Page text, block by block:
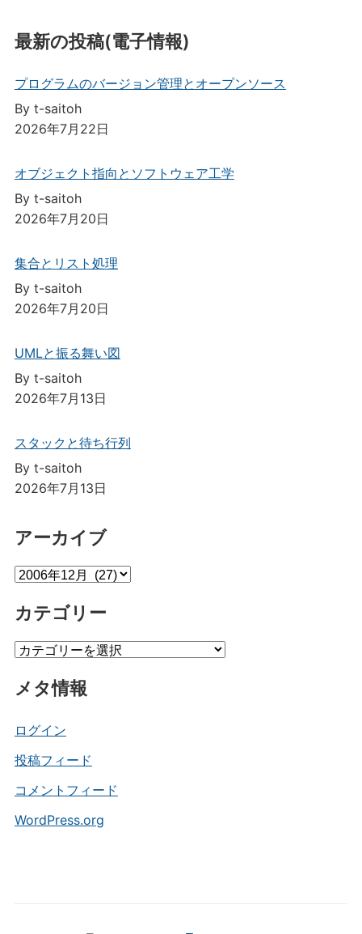
最新の投稿(電子情報)
プログラムのバージョン管理とオープンソース
By t-saitoh
2026年7月22日
オブジェクト指向とソフトウェア工学
By t-saitoh
2026年7月20日
集合とリスト処理
By t-saitoh
2026年7月20日
UMLと振る舞い図
By t-saitoh
2026年7月13日
スタックと待ち行列
By t-saitoh
2026年7月13日
アーカイブ
ア
カ
ブ
カテゴリー
カ
ゴ
ー
メタ情報
ログイン
投稿フィード
コメントフィード
WordPress.org